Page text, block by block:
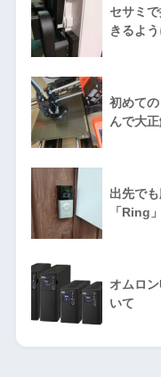
セサミ
きるよ
初めて
んで大
出先で
「Ring
オムロ
いて